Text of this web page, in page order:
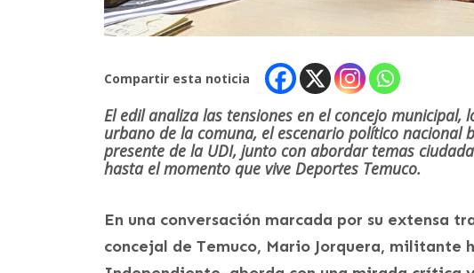
Compartir esta noticia
El edil analiza las tensiones en el concejo municipal,
urbano de la comuna, el escenario político nacional
presente de la UDI, junto con abordar temas
hasta el momento que vive Deportes Temuco.
En una conversación marcada por su extensa
concejal de Temuco, Mario Jorquera, militante